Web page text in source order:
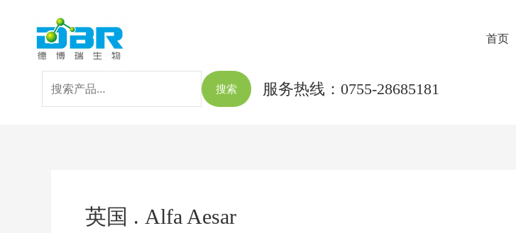
首页
索：
搜索 服务热线：0755-28685181
英国 . Alfa Aesar